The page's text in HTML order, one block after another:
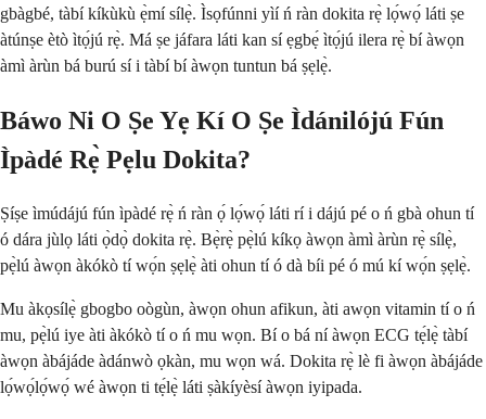
gbàgbé, tàbí kíkùkù ẹ̀mí sílẹ̀. Ìsọfúnni yìí ń ràn dokita rẹ̀ lọ́wọ́ láti ṣe
àtúnṣe ètò ìtọ́jú rẹ̀. Má ṣe jáfara láti kan sí ẹgbẹ́ ìtọ́jú ilera rẹ̀ bí àwọn
àmì àrùn bá burú sí i tàbí bí àwọn tuntun bá ṣẹlẹ̀.
Báwo Ni O Ṣe Yẹ Kí O Ṣe Ìdánilójú Fún
Ìpàdé Rẹ̀ Pẹlu Dokita?
Ṣíṣe ìmúdájú fún ìpàdé rẹ̀ ń ràn ọ́ lọ́wọ́ láti rí i dájú pé o ń gbà ohun tí
ó dára jùlọ láti ọ̀dọ̀ dokita rẹ̀. Bẹ̀rẹ̀ pẹ̀lú kíkọ àwọn àmì àrùn rẹ̀ sílẹ̀,
pẹ̀lú àwọn àkókò tí wọ́n ṣẹlẹ̀ àti ohun tí ó dà bíi pé ó mú kí wọ́n ṣẹlẹ̀.
Mu àkọsílẹ̀ gbogbo oògùn, àwọn ohun afikun, àti awọn vitamin tí o ń
mu, pẹ̀lú iye àti àkókò tí o ń mu wọn. Bí o bá ní àwọn ECG tẹ́lẹ̀ tàbí
àwọn àbájáde àdánwò ọkàn, mu wọn wá. Dokita rẹ̀ lè fi àwọn àbájáde
lọ́wọ́lọ́wọ́ wé àwọn ti tẹ́lẹ̀ láti ṣàkíyèsí àwọn iyipada.